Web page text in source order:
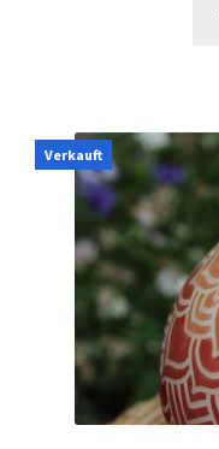
Verkauft